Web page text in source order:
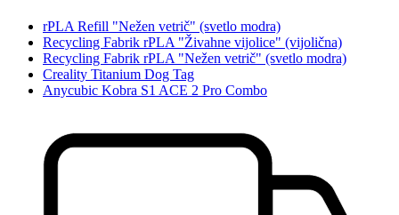
rPLA Refill "Nežen vetrič" (svetlo modra)
Recycling Fabrik rPLA "Živahne vijolice" (vijolična)
Recycling Fabrik rPLA "Nežen vetrič" (svetlo modra)
Creality Titanium Dog Tag
Anycubic Kobra S1 ACE 2 Pro Combo